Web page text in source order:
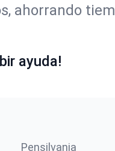
ahorrando
ayuda!
Pensilvania